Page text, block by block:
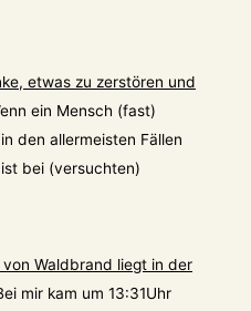
etwas zu zerstören und
ein Mensch (fast)
den allermeisten Fällen
bei (versuchten)
von Waldbrand liegt in der
mir kam um 13:31Uhr